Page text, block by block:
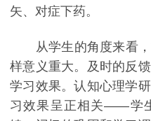
矢、对症下药。
从学生的角度来看，
样意义重大。及时的反
学习效果。认知心理学
习效果呈正相关——学